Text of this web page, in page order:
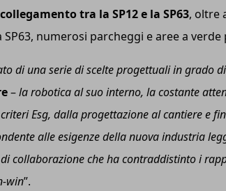
tra la SP12 e la SP63, oltre
numerosi parcheggi e aree a verde
di una serie di scelte progettuali in grado
–la robotica al suo interno, la costante
Esg, dalla progettazione al cantiere e
alle esigenze della nuova industria
collaborazione che ha contraddistinto i
win”.